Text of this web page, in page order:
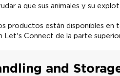
a que sus animales y su
productos están disponibles en
Connect de la parte
and